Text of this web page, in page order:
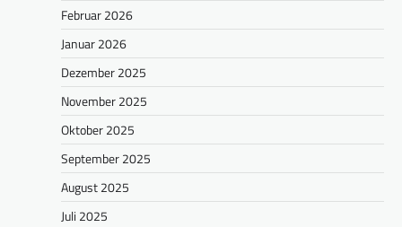
Februar 2026
Januar 2026
Dezember 2025
November 2025
Oktober 2025
September 2025
August 2025
Juli 2025